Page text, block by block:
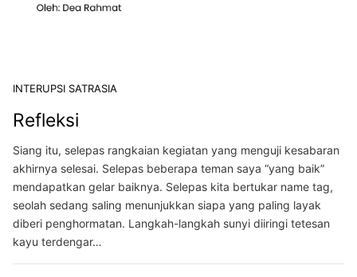
INTERUPSI SATRASIA
Refleksi
Siang itu, selepas rangkaian kegiatan yang menguji kesabaran
akhirnya selesai. Selepas beberapa teman saya “yang baik”
mendapatkan gelar baiknya. Selepas kita bertukar name tag,
seolah sedang saling menunjukkan siapa yang paling layak
diberi penghormatan. Langkah-langkah sunyi diiringi tetesan
kayu terdengar…